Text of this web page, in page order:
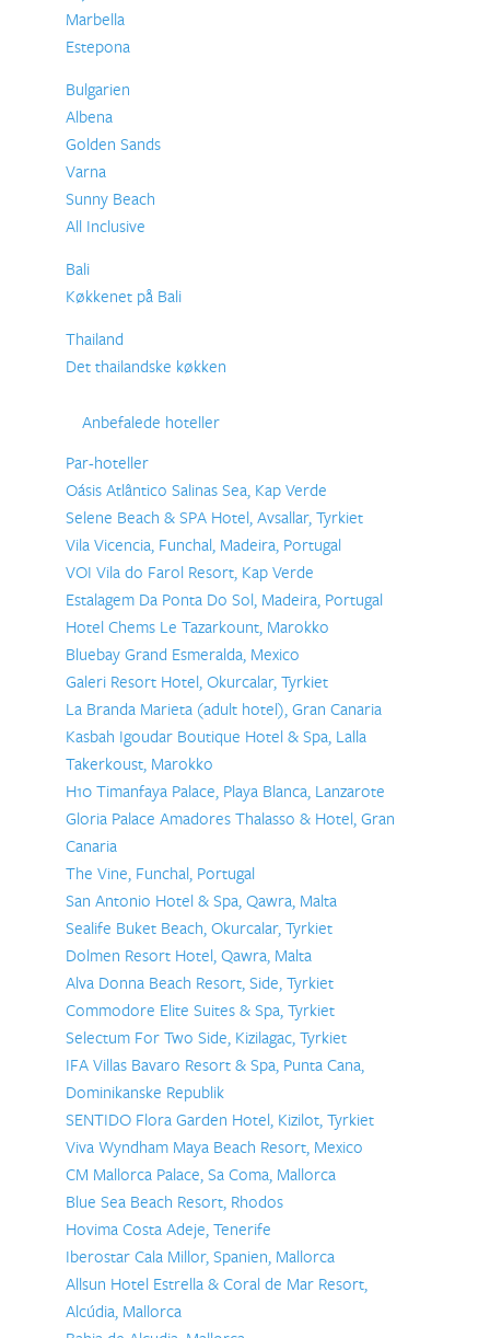
Marbella
Estepona
Bulgarien
Albena
Golden Sands
Varna
Sunny Beach
All Inclusive
Bali
Køkkenet på Bali
Thailand
Det thailandske køkken
Anbefalede hoteller
Par-hoteller
Oásis Atlântico Salinas Sea, Kap Verde
Selene Beach & SPA Hotel, Avsallar, Tyrkiet
Vila Vicencia, Funchal, Madeira, Portugal
VOI Vila do Farol Resort, Kap Verde
Estalagem Da Ponta Do Sol, Madeira, Portugal
Hotel Chems Le Tazarkount, Marokko
Bluebay Grand Esmeralda, Mexico
Galeri Resort Hotel, Okurcalar, Tyrkiet
La Branda Marieta (adult hotel), Gran Canaria
Kasbah Igoudar Boutique Hotel & Spa, Lalla
Takerkoust, Marokko
H10 Timanfaya Palace, Playa Blanca, Lanzarote
Gloria Palace Amadores Thalasso & Hotel, Gran
Canaria
The Vine, Funchal, Portugal
San Antonio Hotel & Spa, Qawra, Malta
Sealife Buket Beach, Okurcalar, Tyrkiet
Dolmen Resort Hotel, Qawra, Malta
Alva Donna Beach Resort, Side, Tyrkiet
Commodore Elite Suites & Spa, Tyrkiet
Selectum For Two Side, Kizilagac, Tyrkiet
IFA Villas Bavaro Resort & Spa, Punta Cana,
Dominikanske Republik
SENTIDO Flora Garden Hotel, Kizilot, Tyrkiet
Viva Wyndham Maya Beach Resort, Mexico
CM Mallorca Palace, Sa Coma, Mallorca
Blue Sea Beach Resort, Rhodos
Hovima Costa Adeje, Tenerife
Iberostar Cala Millor, Spanien, Mallorca
Allsun Hotel Estrella & Coral de Mar Resort,
Alcúdia, Mallorca